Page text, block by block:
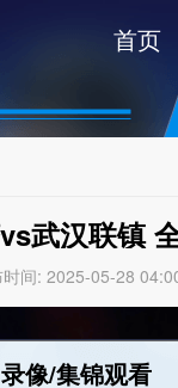
首页
武汉联镇
间: 2025-05-28
录像/集锦观看